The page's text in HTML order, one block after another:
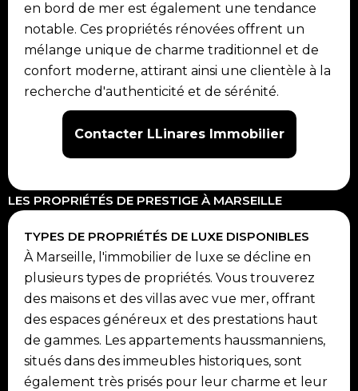
en bord de mer est également une tendance
notable. Ces propriétés rénovées offrent un
mélange unique de charme traditionnel et de
confort moderne, attirant ainsi une clientèle à la
recherche d'authenticité et de sérénité.
Contacter LLinares Immobilier
LES PROPRIÉTÉS DE PRESTIGE À MARSEILLE
TYPES DE PROPRIÉTÉS DE LUXE DISPONIBLES
À Marseille, l'immobilier de luxe se décline en
plusieurs types de propriétés. Vous trouverez
des maisons et des villas avec vue mer, offrant
des espaces généreux et des prestations haut
de gammes. Les appartements haussmanniens,
situés dans des immeubles historiques, sont
également très prisés pour leur charme et leur